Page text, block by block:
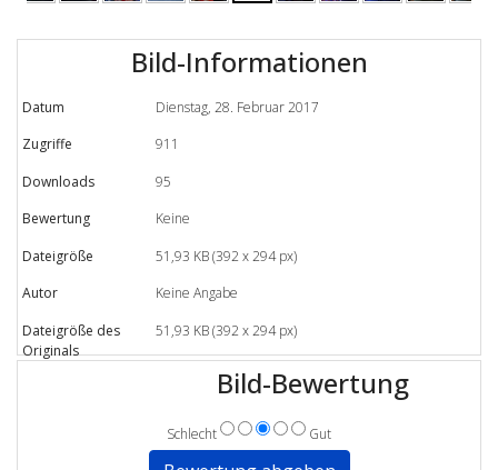
Bild-Informationen
Datum
Dienstag, 28. Februar 2017
Zugriffe
911
Downloads
95
Bewertung
Keine
Dateigröße
51,93 KB (392 x 294 px)
Autor
Keine Angabe
Dateigröße des
Originals
51,93 KB (392 x 294 px)
Bild-Bewertung
Schlecht Gut